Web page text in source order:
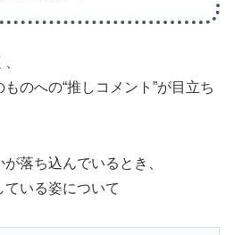
のへの“推しコメント”が目立ち
落ち込んでいるとき、
ている姿について